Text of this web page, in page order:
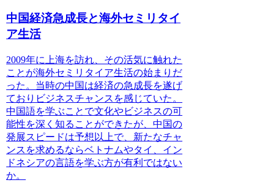
中国経済急成長と海外セミリタイ
ア生活
2009年に上海を訪れ、その活気に触れた
ことが海外セミリタイア生活の始まりだ
った。当時の中国は経済の急成長を遂げ
ておりビジネスチャンスを感じていた。
中国語を学ぶことで文化やビジネスの可
能性を深く知ることができたが、中国の
発展スピードは予想以上で、新たなチャ
ンスを求めるならベトナムやタイ、イン
ドネシアの言語を学ぶ方が有利ではない
か。